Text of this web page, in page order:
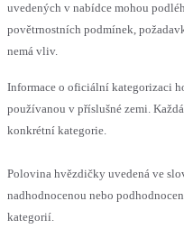
uvedených v nabídce mohou
povětrnostních podmínek,
nemá vliv.
Informace o oficiální kategorizaci
používanou v příslušné zemi.
konkrétní kategorie.
Polovina hvězdičky uvedená ve
nadhodnocenou nebo
kategorií.